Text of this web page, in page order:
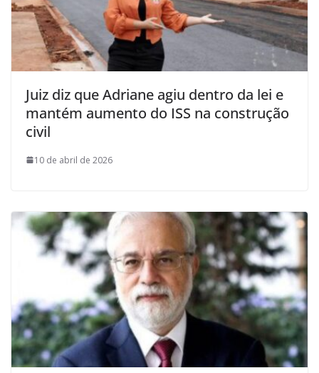
Juiz diz que Adriane agiu dentro da lei e
mantém aumento do ISS na construção
civil
10 de abril de 2026